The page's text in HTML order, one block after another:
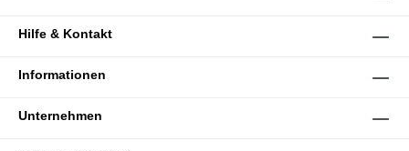
Hilfe & Kontakt
Informationen
Unternehmen